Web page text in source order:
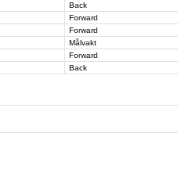
Back
Forward
Forward
Målvakt
Forward
Back